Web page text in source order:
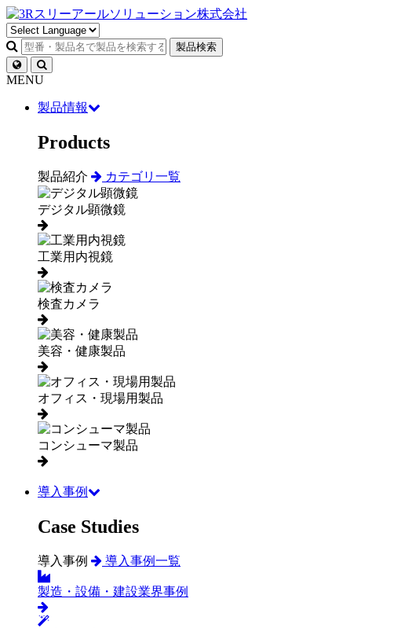
製品検索
MENU
製品情報
Products
製品紹介 カテゴリ一覧
デジタル顕微鏡
工業用内視鏡
検査カメラ
美容・健康製品
オフィス・現場用製品
コンシューマ製品
導入事例
Case Studies
導入事例 導入事例一覧
製造・設備・建設業界事例